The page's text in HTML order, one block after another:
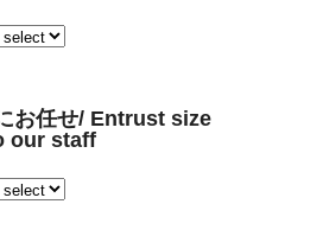
お任せ/ Entrust size
our staff